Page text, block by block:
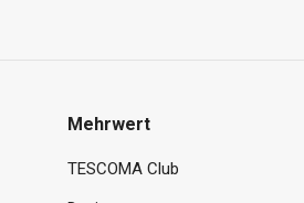
Mehrwert
TESCOMA Club